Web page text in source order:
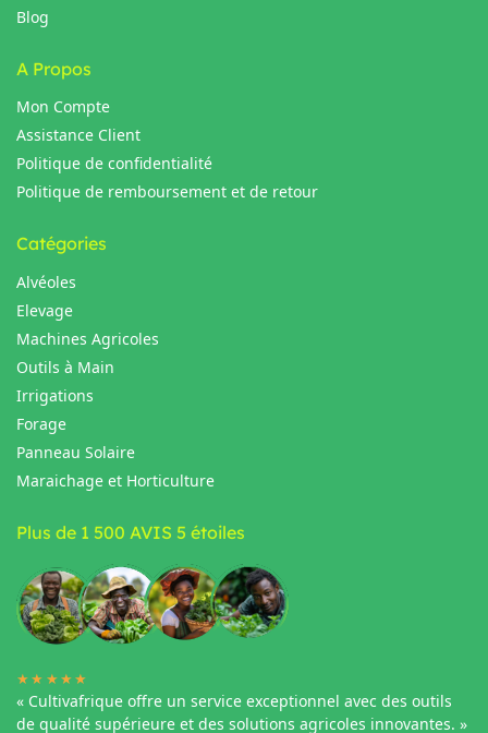
Blog
A Propos
Mon Compte
Assistance Client
Politique de confidentialité
Politique de remboursement et de retour
Catégories
Alvéoles
Elevage
Machines Agricoles
Outils à Main
Irrigations
Forage
Panneau Solaire
Maraichage et Horticulture
Plus de 1 500 AVIS 5 étoiles
★★★★★
« Cultivafrique offre un service exceptionnel avec des outils
de qualité supérieure et des solutions agricoles innovantes. »